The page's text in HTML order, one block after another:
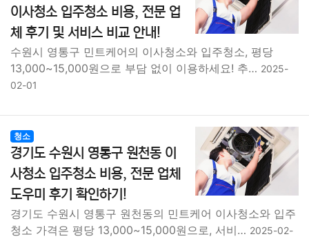
이사청소 입주청소 비용, 전문 업
체 후기 및 서비스 비교 안내!
수원시 영통구 민트케어의 이사청소와 입주청소, 평당
13,000~15,000원으로 부담 없이 이용하세요! 추… 2025-
02-01
청소
경기도 수원시 영통구 원천동 이
사청소 입주청소 비용, 전문 업체
도우미 후기 확인하기!
경기도 수원시 영통구 원천동의 민트케어 이사청소와 입주
청소 가격은 평당 13,000~15,000원으로, 서비… 2025-02-